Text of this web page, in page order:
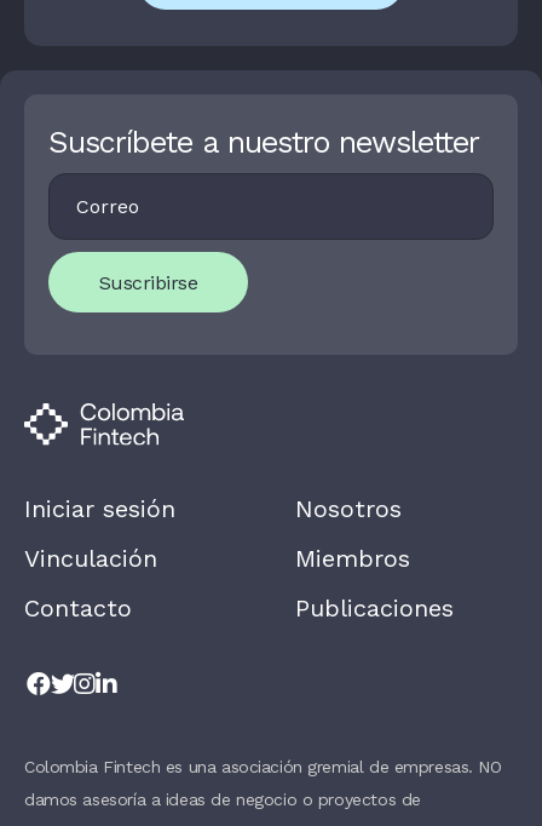
Suscríbete a nuestro newsletter
Footer
Newsletter
Suscribirse
I
O
U
A
R
N
,
V
T
H
S
L
A
K
Iniciar sesión
Vinculación
Contacto
Nosotros
Miembros
Publicaciones
Colombia Fintech es una asociación gremial de empresas. NO
damos asesoría a ideas de negocio o proyectos de